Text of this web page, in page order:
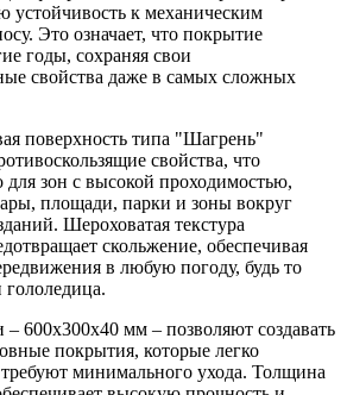
устойчивость к механическим
Это означает, что покрытие
годы, сохраняя свои
свойства даже в самых сложных
поверхность типа "Шагрень"
свойства, что
для зон с высокой проходимостью,
площади, парки и зоны вокруг
Шероховатая текстура
скольжение, обеспечивая
в любую погоду, будь то
600х300х40 мм – позволяют создавать
покрытия, которые легко
минимального ухода. Толщина